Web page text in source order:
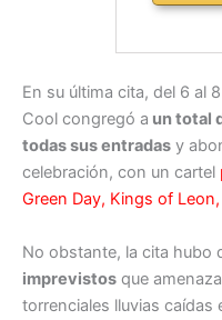
En su última cita, del 6 al
Cool congregó a un total
todas sus entradas y
celebración, con un cartel
Green Day, Kings of
No obstante, la cita hubo
imprevistos que
torrenciales lluvias caídas